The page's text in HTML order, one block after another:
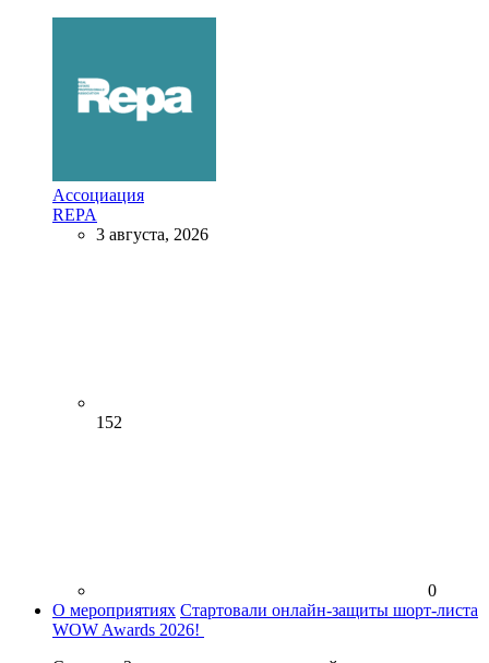
Ассоциация
REPA
3 августа, 2026
152
0
О мероприятиях Стартовали онлайн-защиты шорт-листа
WOW Awards 2026!